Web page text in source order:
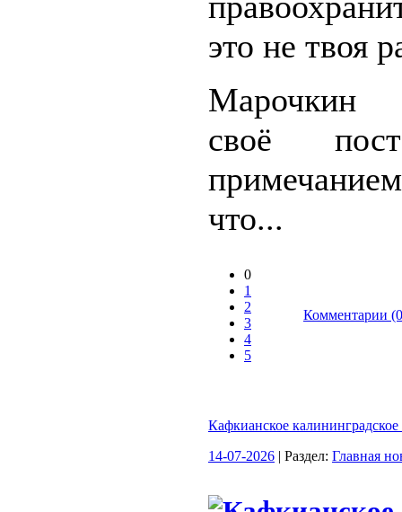
это не твоя
Марочкин
своё
что...
0
1
2
3
4
5
Комментарии
Кафкианское калининградское
14-07-2026 | Раздел: Главная